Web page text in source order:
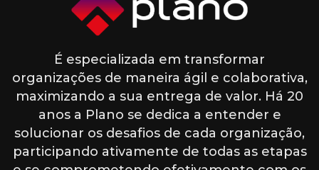
É especializada em transformar
organizações de maneira ágil e colaborativa,
maximizando a sua entrega de valor. Há 20
anos a Plano se dedica a entender e
solucionar os desafios de cada organização,
participando ativamente de todas as etapas